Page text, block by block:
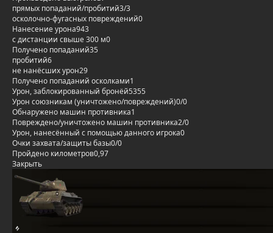
прямых попаданий/пробитий3/3
осколочно-фугасных повреждений0
Нанесение урона943
с дистанции свыше 300 м0
Получено попаданий35
пробитий6
не нанёсших урон29
Получено попаданий осколками1
Урон, заблокированный бронёй5355
Урон союзникам (уничтожено/повреждений)0/0
Обнаружено машин противника1
Повреждено/уничтожено машин противника2/0
Урон, нанесённый с помощью данного игрока0
Очки захвата/защиты базы0/0
Пройдено километров0,97
Закрыть